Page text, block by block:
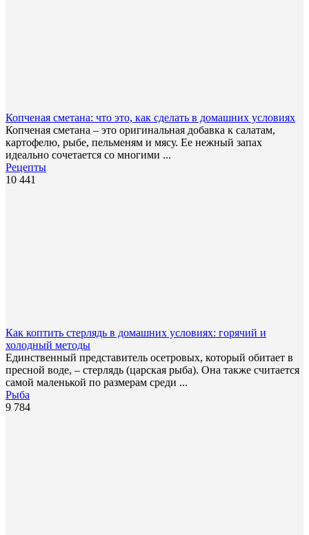
Копченая сметана: что это, как сделать в домашних условиях
Копченая сметана – это оригинальная добавка к салатам,
картофелю, рыбе, пельменям и мясу. Ее нежный запах
идеально сочетается со многими ...
Рецепты
10 441
Как коптить стерлядь в домашних условиях: горячий и
холодный методы
Единственный представитель осетровых, который обитает в
пресной воде, – стерлядь (царская рыба). Она также считается
самой маленькой по размерам среди ...
Рыба
9 784